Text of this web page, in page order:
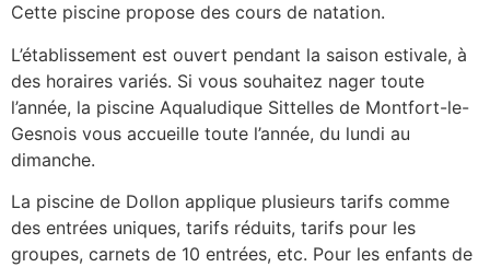
Cette piscine propose des cours de natation.
L’établissement est ouvert pendant la saison estivale, à
des horaires variés. Si vous souhaitez nager toute
l’année, la piscine Aqualudique Sittelles de Montfort-le-
Gesnois vous accueille toute l’année, du lundi au
dimanche.
La piscine de Dollon applique plusieurs tarifs comme
des entrées uniques, tarifs réduits, tarifs pour les
groupes, carnets de 10 entrées, etc. Pour les enfants de